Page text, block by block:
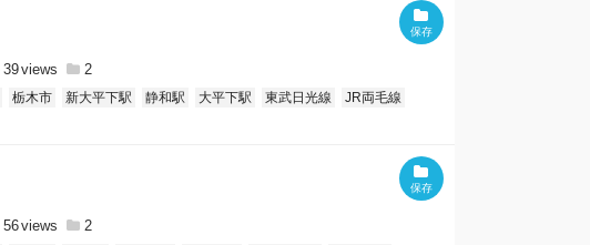
39 2
栃木市 新大平下駅 静和駅 大平下駅 東武日光線
JR両毛線
56 2